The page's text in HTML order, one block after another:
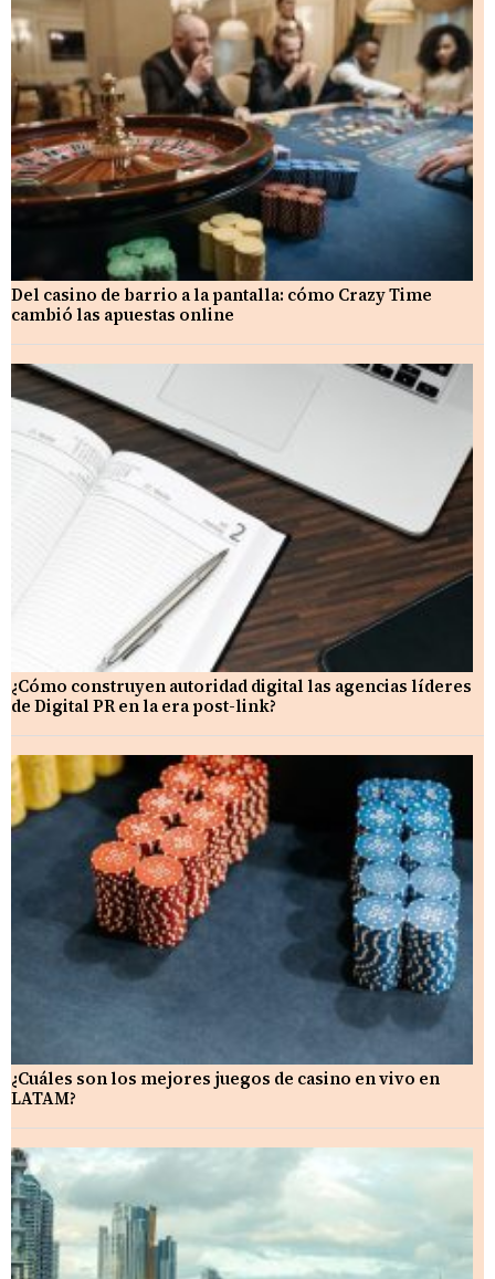
Del casino de barrio a la pantalla: cómo Crazy Time
cambió las apuestas online
¿Cómo construyen autoridad digital las agencias líderes
de Digital PR en la era post-link?
¿Cuáles son los mejores juegos de casino en vivo en
LATAM?